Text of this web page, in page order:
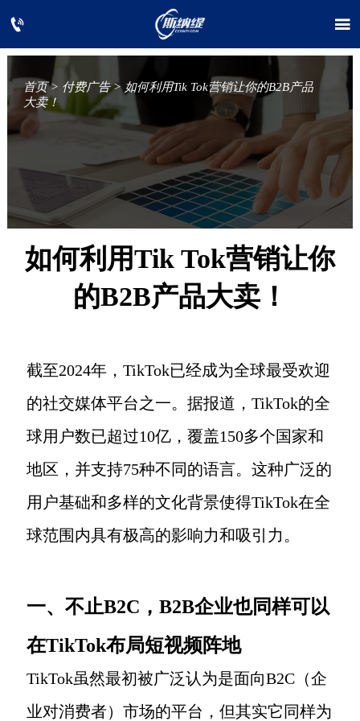
 
首页> 付费广告> 如何利用Tik Tok营销让你的B2B产品
大卖！
如何利用Tik Tok营销让你
的B2B产品大卖！
截至2024年，TikTok已经成为全球最受欢迎
的社交媒体平台之一。据报道，TikTok的全
球用户数已超过10亿，覆盖150多个国家和
地区，并支持75种不同的语言。这种广泛的
用户基础和多样的文化背景使得TikTok在全
球范围内具有极高的影响力和吸引力。
一、不止B2C，B2B企业也同样可以
在TikTok布局短视频阵地
TikTok虽然最初被广泛认为是面向B2C（企
业对消费者）市场的平台，但其实它同样为